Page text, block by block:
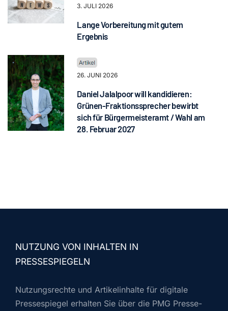
3. JULI 2026
Lange Vorbereitung mit gutem
Ergebnis
26. JUNI 2026
Daniel Jalalpoor will kandidieren:
Grünen-Fraktionssprecher bewirbt
sich für Bürgermeisteramt / Wahl am
28. Februar 2027
NUTZUNG VON INHALTEN IN
PRESSESPIEGELN
Nutzungsrechte und Artikelinhalte für digitale
Pressespiegel erhalten Sie über die PMG Presse-